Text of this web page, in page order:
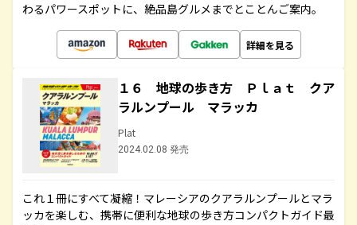
わるパワースポットに、絶品島グルメまでとことんご案内。
詳細を見る
１６ 地球の歩き方 Ｐｌａｔ クア
ラルンプール マラッカ
Plat
2024.02.08 発売
これ１冊にすべて凝縮！マレーシアのクアラルンプールとマラ
ッカを楽しむ、携帯に便利な地球の歩き方コンパクトガイド最